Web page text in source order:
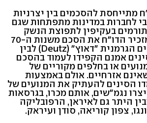
מתייחסת להסכמים בין יצרניות
לחברות במדינות מתפתחות שגם
בעקיפין לתפוצת הנשק
בעולם. כך למשל מזכיר הדו"ח את הסכם משנות ה-70
בין יצרנית המנועים הגרמנית "דאוץ" (Deutz) לבין
אמנם הקפידו לעמוד בהסכם
או בחלפים מקוריים של
אזרחיים. אולם באמצעות
הסינים להעתיק את המנועים של
נגמ"שים, אותם מכרו, בגרסאות
היתר גם לאיראן, הרפובליקה
צפון קוריאה, סודן ועיראק.